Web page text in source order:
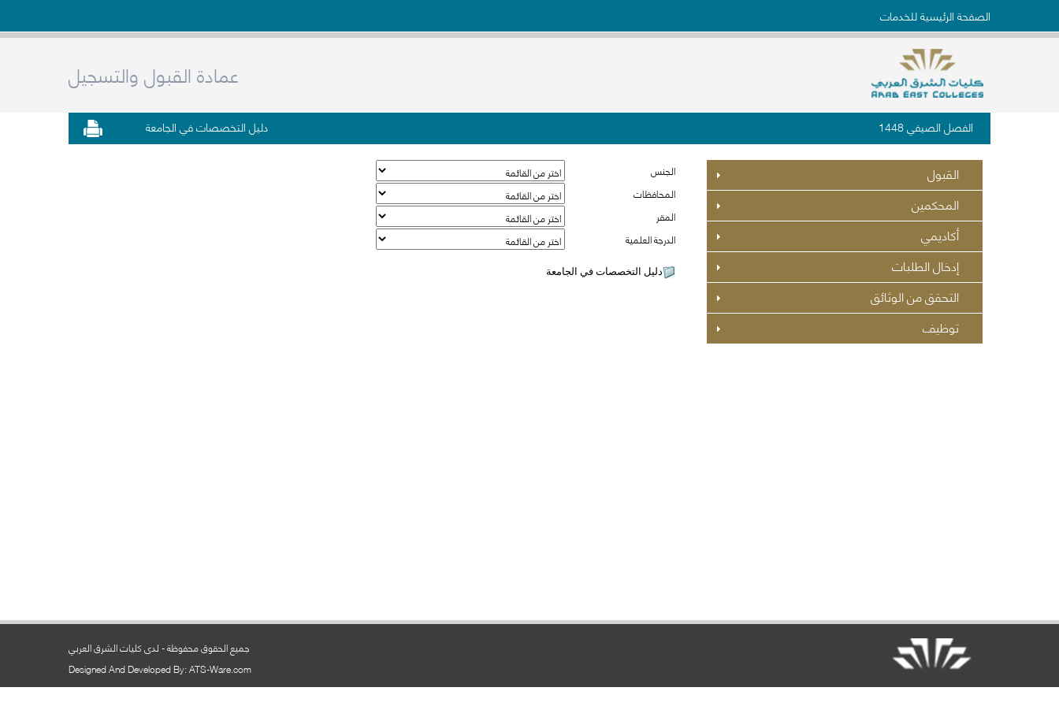
الصفحة الرئيسية للخدمات
عمادة القبول والتسجيل
الفصل الصيفي 1448 دليل التخصصات في الجامعة
القبول
المحكمين
أكاديمي
إدخال الطلبات
التحقق من الوثائق
توظيف
الجنس
المحافظات
المقر
الدرجة العلمية
دليل التخصصات في الجامعة
جميع الحقوق محفوظة - لدى كليات الشرق العربي
Designed And Developed By: ATS-Ware.com